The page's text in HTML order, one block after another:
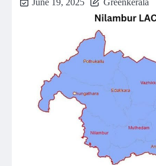
June 19, 2025 Greenkerala